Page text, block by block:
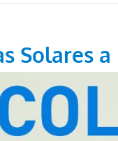
Solares